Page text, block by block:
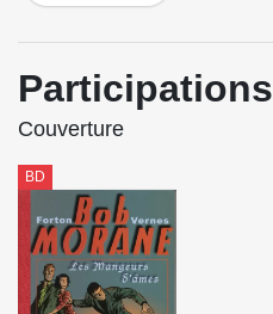
Participations
Couverture
BD